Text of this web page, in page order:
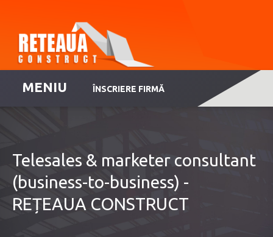
MENIU ÎNSCRIERE FIRMĂ
Telesales & marketer consultant
(business-to-business) -
REȚEAUA CONSTRUCT